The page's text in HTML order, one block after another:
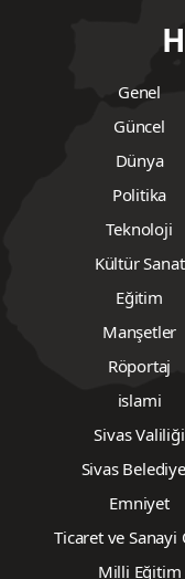
Genel
Güncel
Dünya
Politika
Teknoloji
Kültür Sanat
Eğitim
Manşetler
Röportaj
islami
Sivas Valiliği
Sivas
Emniyet
Ticaret ve Sanayi
Milli Eğitim